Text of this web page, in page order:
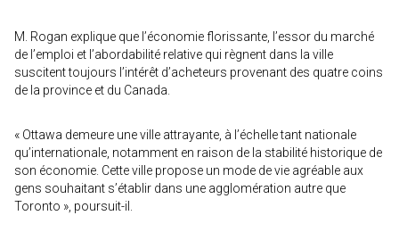
M. Rogan explique que l’économie florissante, l’essor du marché
de l’emploi et l’abordabilité relative qui règnent dans la ville
suscitent toujours l’intérêt d’acheteurs provenant des quatre coins
de la province et du Canada.
« Ottawa demeure une ville attrayante, à l’échelle tant nationale
qu’internationale, notamment en raison de la stabilité historique de
son économie. Cette ville propose un mode de vie agréable aux
gens souhaitant s’établir dans une agglomération autre que
Toronto », poursuit-il.